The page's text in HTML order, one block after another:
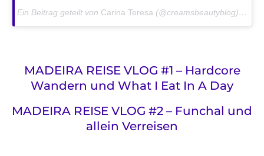
Ein Beitrag geteilt von Carina Teresa (@creamsbeautyblog) am
MADEIRA REISE VLOG #1 – Hardcore
Wandern und What I Eat In A Day
MADEIRA REISE VLOG #2 – Funchal und
allein Verreisen